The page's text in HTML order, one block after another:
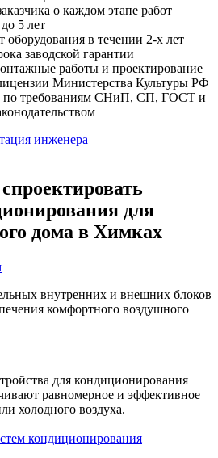
о каждом этапе работ
5 лет
оборудования в течении 2-х лет
заводской гарантии
работы и проектирование
Министерства Культуры РФ
по требованиям СНиП, СП, ГОСТ и
инженера
для
дома в Химках
внутренних и внешних блоков
комфортного воздушного
для кондиционирования
равномерное и эффективное
холодного воздуха.
кондиционирования